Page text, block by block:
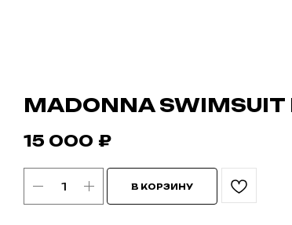
MADONNA SWIMSUIT
15 000 ₽
В КОРЗИНУ